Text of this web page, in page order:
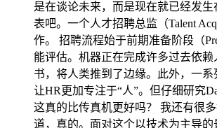
是在谈论未来，而是现在就已经发
表吧。一个人才招聘总监（Talent
作。 招聘流程始于前期准备阶段（
能评估。机器正在完成许多过去依
书，将人类推到了边缘。此外，一
让HR更加专注于“人”。但仔细研究
这真的比传真机更好吗？ 我还有很
道，真的。面对这个以技术为主导